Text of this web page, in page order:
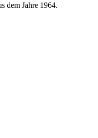
dem Jahre 1964.